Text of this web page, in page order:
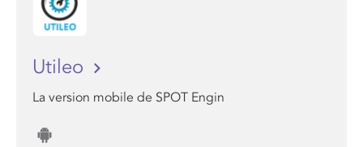
Utileo
La version mobile de SPOT Engin